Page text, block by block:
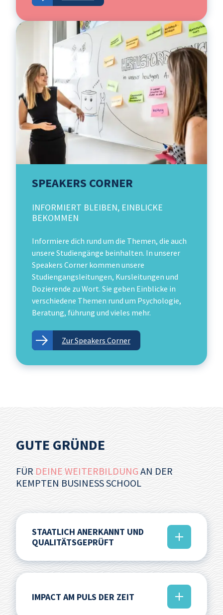
SPEAKERS CORNER
INFORMIERT BLEIBEN, EINBLICKE
BEKOMMEN
Informiere dich rund um die Themen, die auch
unsere Studiengänge beinhalten. In unserer
Speakers Corner kommen unsere
Studiengangsleitungen, Kursleitungen und
Dozierende zu Wort. Sie geben Einblicke in
verschiedene Themen rund um Psychologie,
Beratung, führung und vieles mehr.
Zur Speakers Corner
GUTE GRÜNDE
FÜR DEINE WEITERBILDUNG AN DER
KEMPTEN BUSINESS SCHOOL
STAATLICH ANERKANNT UND
QUALITÄTSGEPRÜFT
Profitiere von unseren staatlich anerkannten
Qualitätsmanagement sichert die
IMPACT AM PULS DER ZEIT